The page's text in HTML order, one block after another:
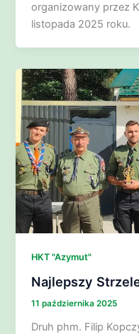
organizowany przez
listopada 2025 roku.
HKT "Azymut"
Najlepszy
11 października 2025
Druh phm. Filip